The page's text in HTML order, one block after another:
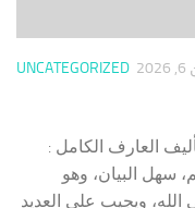
UNCATEGORIZED
العارف الكامل :
سهل البيان، وهو
الله، ويجيب على العديد